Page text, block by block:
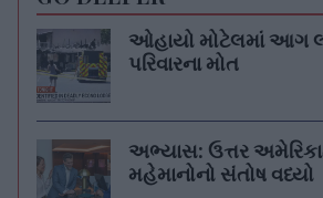
ઓહાયો મોટેલમાં આગ
પરિવારના મોત
અભ્યાસ: ઉત્તર
મહેમાનોનો સંતોષ વધ્યો